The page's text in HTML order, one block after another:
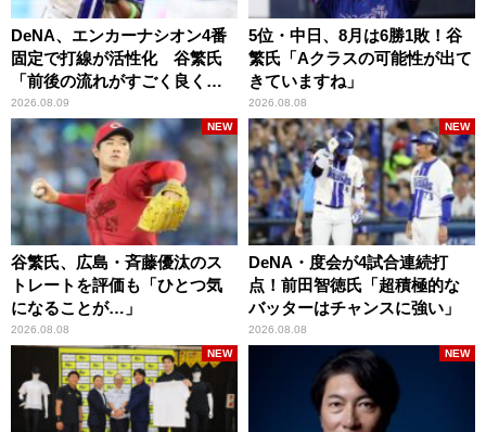
DeNA、エンカーナシオン4番
固定で打線が活性化 谷繁氏
「前後の流れがすごく良くな
りましたね」
2026.08.09
5位・中日、8月は6勝1敗！谷
繁氏「Aクラスの可能性が出て
きていますね」
2026.08.08
谷繁氏、広島・斉藤優汰のス
トレートを評価も「ひとつ気
になることが…」
2026.08.08
NEW
DeNA・度会が4試合連続打
点！前田智徳氏「超積極的な
バッターはチャンスに強い」
2026.08.08
NEW
NEW NEW